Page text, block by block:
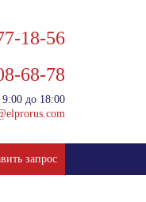
18-56
68-78
до 18:00
запрос